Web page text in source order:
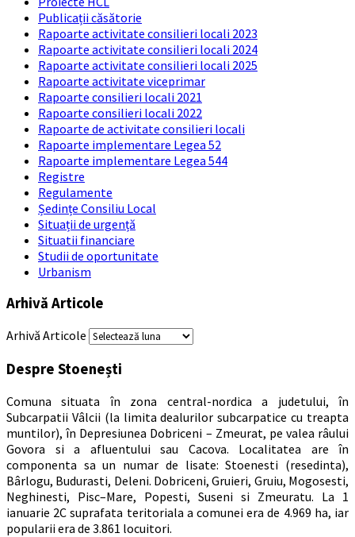
Publicații căsătorie
Rapoarte activitate consilieri locali 2023
Rapoarte activitate consilieri locali 2024
Rapoarte activitate consilieri locali 2025
Rapoarte activitate viceprimar
Rapoarte consilieri locali 2021
Rapoarte consilieri locali 2022
Rapoarte de activitate consilieri locali
Rapoarte implementare Legea 52
Rapoarte implementare Legea 544
Registre
Regulamente
Ședințe Consiliu Local
Situații de urgență
Situatii financiare
Studii de oportunitate
Urbanism
Arhivă Articole
Arhivă Articole
Despre Stoenești
Comuna situata în zona central-nordica a judetului, în
Subcarpatii Vâlcii (la limita dealurilor subcarpatice cu treapta
muntilor), în Depresiunea Dobriceni – Zmeurat, pe valea râului
Govora si a afluentului sau Cacova. Localitatea are în
componenta sa un numar de lisate: Stoenesti (resedinta),
Bârlogu, Budurasti, Deleni. Dobriceni, Gruieri, Gruiu, Mogosesti,
Neghinesti, Pisc–Mare, Popesti, Suseni si Zmeuratu. La 1
ianuarie 2C suprafata teritoriala a comunei era de 4.969 ha, iar
popularii era de 3.861 locuitori.